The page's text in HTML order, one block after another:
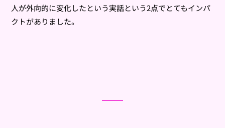
人が外向的に変化したという実話という2点でとてもインパ
クトがありました。